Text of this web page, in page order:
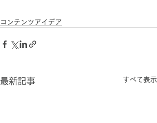
コンテンツアイデア
最新記事 すべて表示